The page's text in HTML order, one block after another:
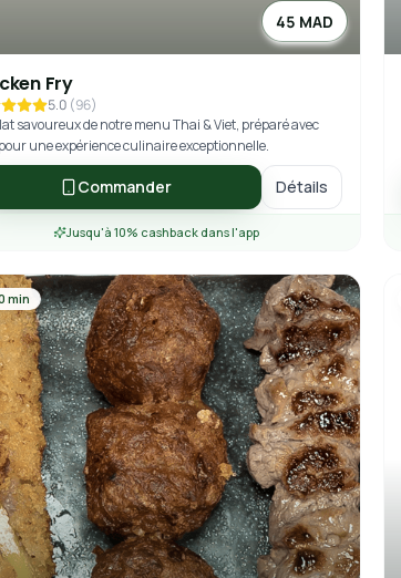
45 MAD
Fry
5.0 (96)
savoureux de notre menu Thai & Viet, préparé avec
une expérience culinaire exceptionnelle.
Commander Détails
Jusqu'à 10% cashback dans l'app
min